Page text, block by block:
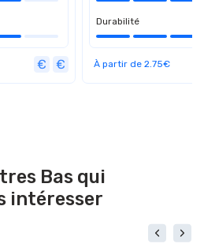
Durabilité
À partir de 2.75€
Bas qui
intéresser